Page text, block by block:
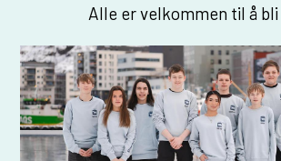
Alle er velkommen til å